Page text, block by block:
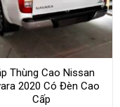
Thùng Cao Nissan
2020 Có Đèn Cao
Cấp